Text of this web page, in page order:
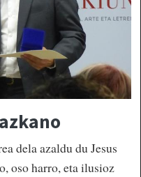
dela azaldu du Jesus
oso harro, eta ilusioz